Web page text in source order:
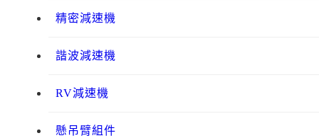
精密減速機
諧波減速機
RV減速機
懸吊臂組件